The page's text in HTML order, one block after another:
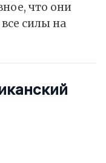
что они
силы на